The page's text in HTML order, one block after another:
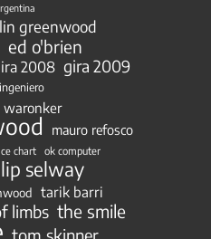
greenwood
ed o'brien
2008 gira 2009
ingeniero
waronker
mauro refosco
chart ok computer
selway
tarik barri
limbs the smile